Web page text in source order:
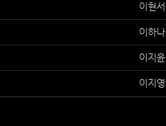
이현서
이하나
이지윤
이지영